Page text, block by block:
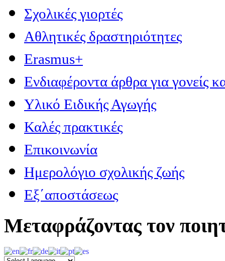
Σχολικές γιορτές
Αθλητικές δραστηριότητες
Erasmus+
Ενδιαφέροντα άρθρα για γονείς
Υλικό Ειδικής Αγωγής
Καλές πρακτικές
Επικοινωνία
Ημερολόγιο σχολικής ζωής
Εξ΄αποστάσεως
Μεταφράζοντας τον